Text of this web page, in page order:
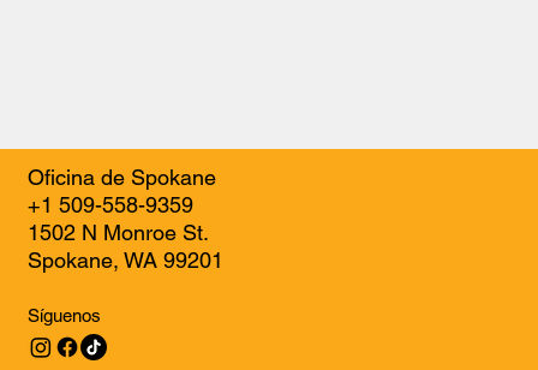
Oficina de Spokane
+1 509-558-9359
1502 N Monroe St.
Spokane, WA 99201
Síguenos